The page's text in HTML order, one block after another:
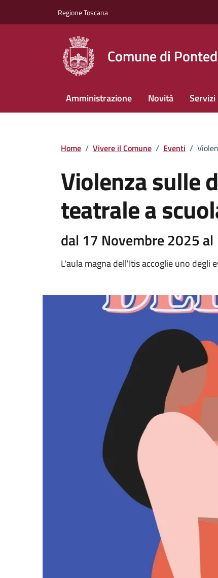
Regione Toscana
Comune di
Amministrazione Novità Servizi
Home / Vivere il Comune / Eventi /
Violenza sulle
teatrale a
dal 17 Novembre 2025
L'aula magna dell'Itis accoglie uno degli